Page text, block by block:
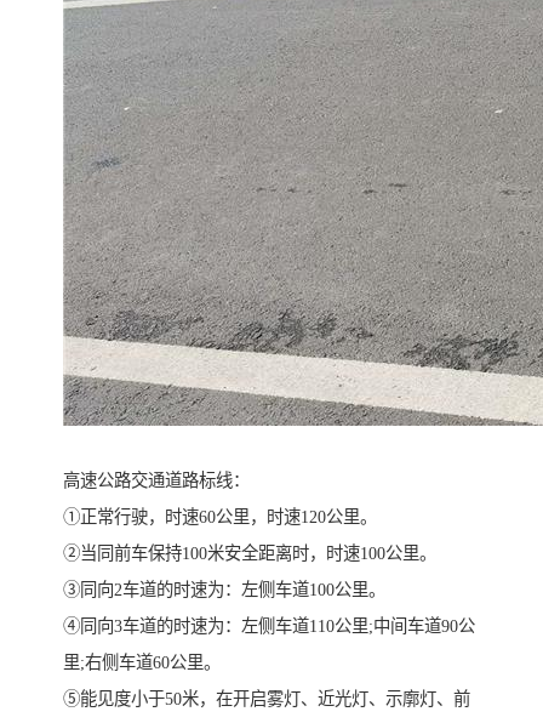
高速公路交通道路标线：
①正常行驶，时速60公里，时速120公里。
②当同前车保持100米安全距离时，时速100公里。
③同向2车道的时速为：左侧车道100公里。
④同向3车道的时速为：左侧车道110公里;中间车道90公
里;右侧车道60公里。
⑤能见度小于50米，在开启雾灯、近光灯、示廓灯、前